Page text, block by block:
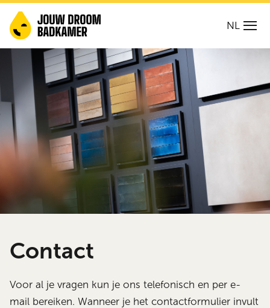
NL
Contact
Voor al je vragen kun je ons telefonisch en per e-
mail bereiken. Wanneer je het contactformulier invult